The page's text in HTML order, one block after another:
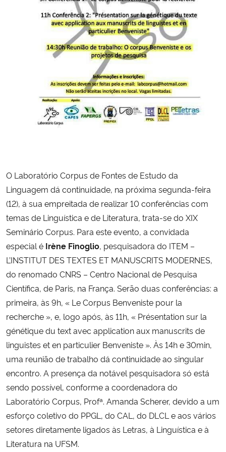
Secretaria de Governo
Gabinete de Segurança Institucional
Advocacia-Geral da União
Banco Central do Brasil
O Laboratório Corpus de Fontes de Estudo da
Linguagem dá continuidade, na próxima segunda-feira
(12), à sua empreitada de realizar 10 conferências com
temas de Linguística e de Literatura, trata-se do XIX
Seminário Corpus. Para este evento, a convidada
especial é Irène Finoglio, pesquisadora do ITEM –
L’INSTITUT DES TEXTES ET MANUSCRITS MODERNES,
do renomado CNRS – Centro Nacional de Pesquisa
Científica, de Paris, na França. Serão duas conferências: a
primeira, às 9h, « Le Corpus Benveniste pour la
recherche », e, logo após, às 11h, « Présentation sur la
génétique du text avec application aux manuscrits de
linguistes et en particulier Benveniste ». Às 14h e 30min,
uma reunião de trabalho dá continuidade ao singular
encontro. A presença da notável pesquisadora só está
sendo possível, conforme a coordenadora do
Laboratório Corpus, Profª. Amanda Scherer, devido a um
esforço coletivo do PPGL, do CAL, do DLCL e aos vários
setores diretamente ligados às Letras, à Linguística e à
Literatura na UFSM.